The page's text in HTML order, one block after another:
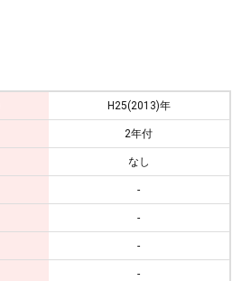
H25(2013)年
2年付
なし
-
-
-
-